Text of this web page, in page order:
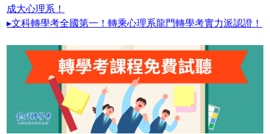
成大心理系！
▸文科轉學考全國第一！轉乘心理系龍門轉學考實力派認證！